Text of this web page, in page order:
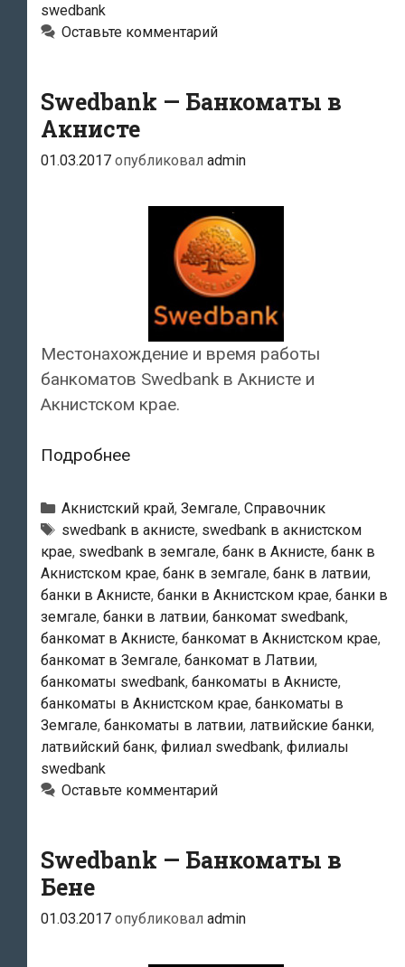
swedbank
Оставьте комментарий
Swedbank — Банкоматы в
Акнисте
01.03.2017 опубликовал admin
Местонахождение и время работы
банкоматов Swedbank в Акнисте и
Акнистском крае.
ПодробнееSwedbank
Банкоматы
в
Акнисте
Рубрики
Акнистский край, Земгале, Справочник
Тэги
swedbank в акнисте, swedbank в акнистском
крае, swedbank в земгале, банк в Акнисте, банк в
Акнистском крае, банк в земгале, банк в латвии,
банки в Акнисте, банки в Акнистском крае, банки в
земгале, банки в латвии, банкомат swedbank,
банкомат в Акнисте, банкомат в Акнистском крае,
банкомат в Земгале, банкомат в Латвии,
банкоматы swedbank, банкоматы в Акнисте,
банкоматы в Акнистском крае, банкоматы в
Земгале, банкоматы в латвии, латвийские банки,
латвийский банк, филиал swedbank, филиалы
swedbank
Оставьте комментарий
Swedbank — Банкоматы в
Бене
01.03.2017 опубликовал admin